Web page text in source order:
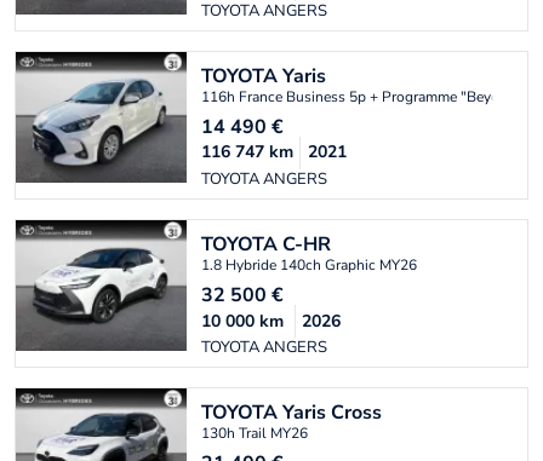
TOYOTA ANGERS
TOYOTAYaris
116h France Business 5p + Programme "Beyond
14 490 €
TOYOTA ANGERS
116 747 km 2021
TOYOTAC-HR
1.8 Hybride 140ch Graphic MY26
32 500 €
TOYOTA ANGERS
10 000 km 2026
TOYOTAYaris Cross
130h Trail MY26